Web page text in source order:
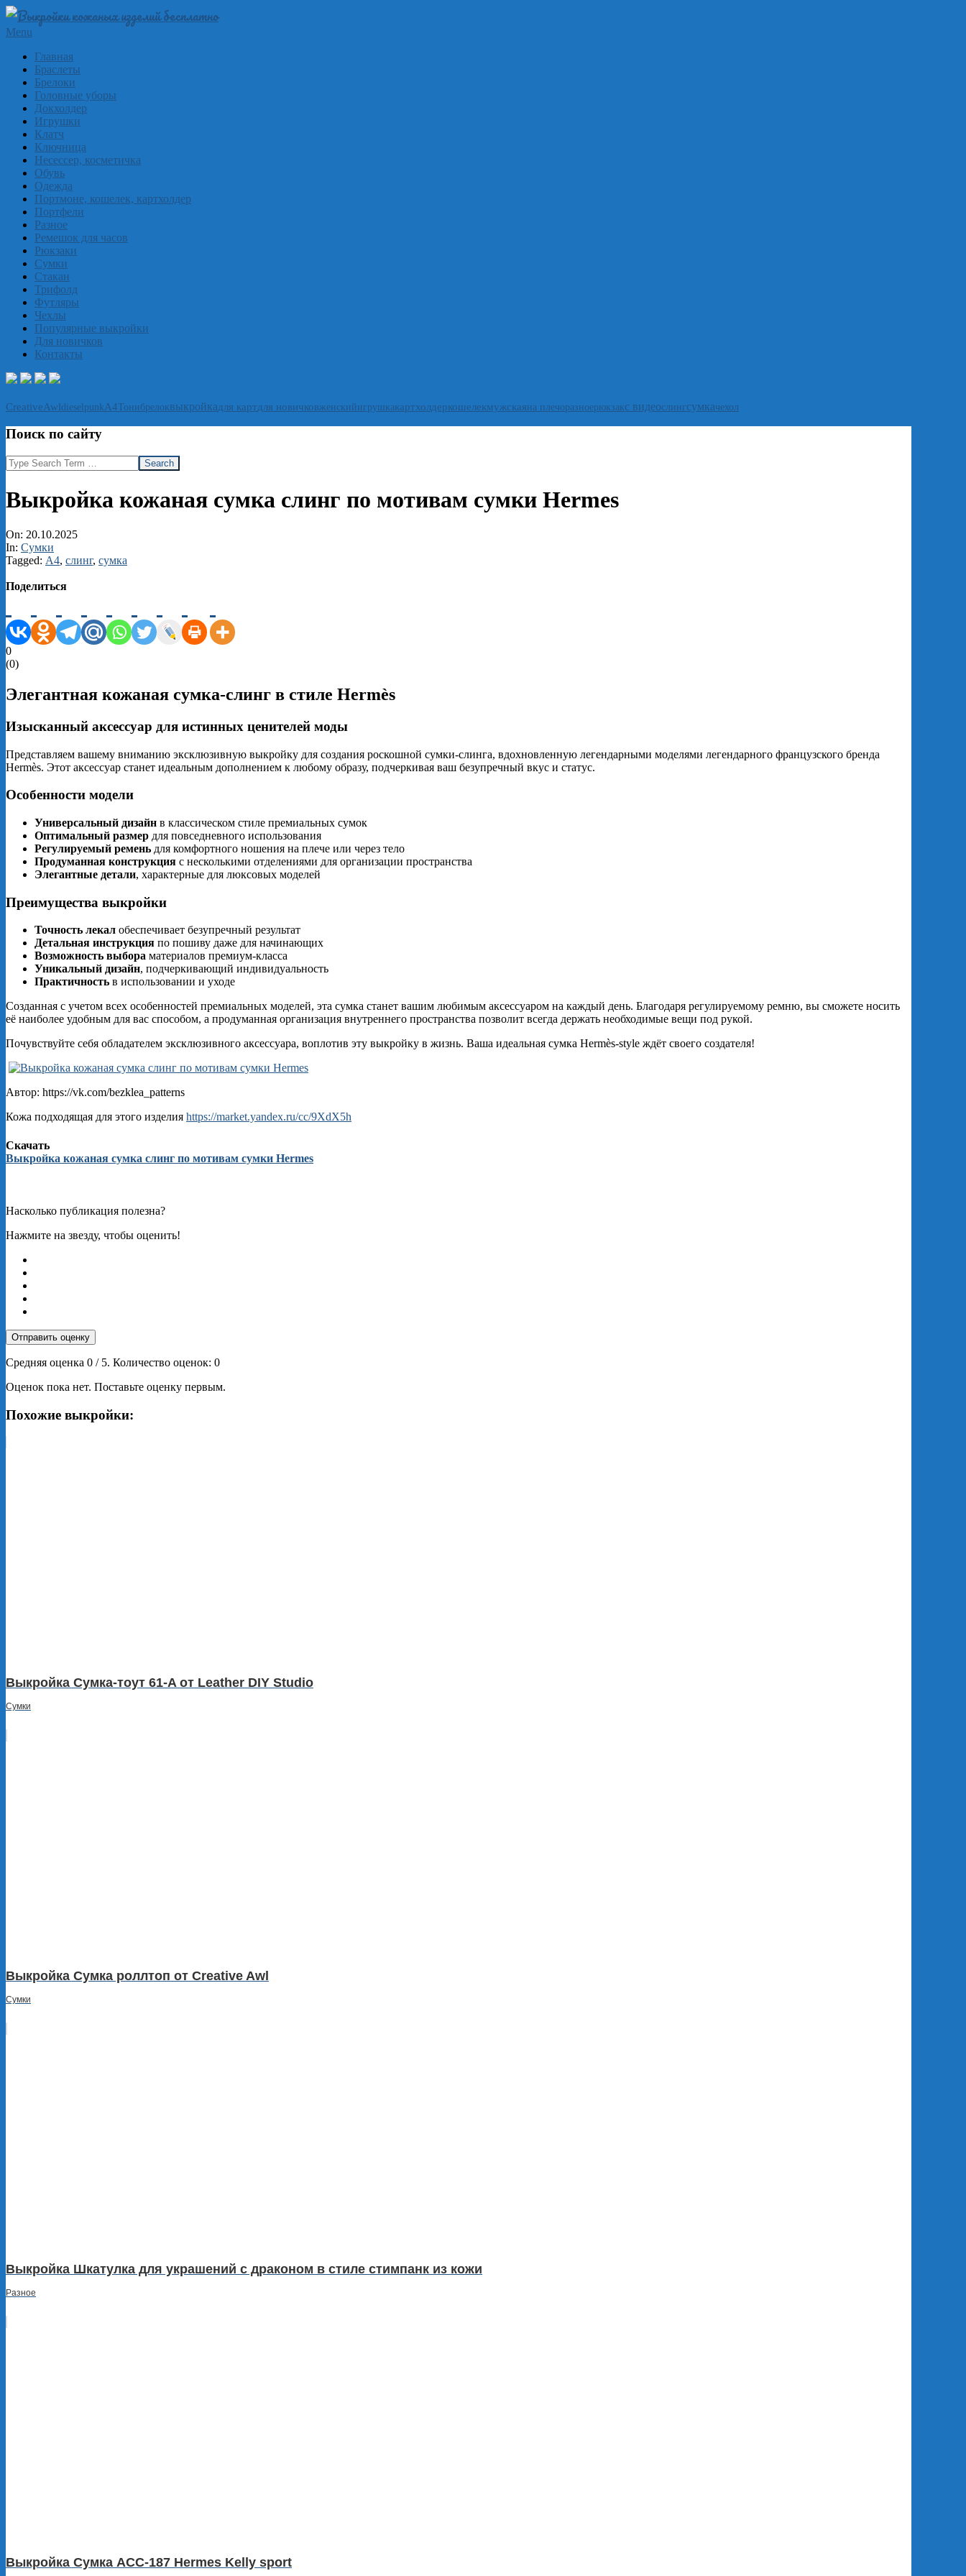
Skip
content
Выкройки
кожи
бесплатно
Skinpat
Primary
Menu
Menu
Главная
Браслеты
Брелоки
Головные уборы
Докхолдер
Игрушки
Клатч
Ключница
Несессер, косметичка
Обувь
Одежда
Портмоне, кошелек, картхолдер
Портфели
Разное
Ремешок для часов
Рюкзаки
Сумки
Стакан
Трифолд
Футляры
Чехлы
Популярные выкройки
Для новичков
Контакты
CreativeAwldieselpunk А4Тонибрелоквыкройкадля картдля новичковженскийигрушкакартхолдеркошелекмужскаяна плечоразноерюкзакс видеослингсумкачехол
Поиск по сайту
Search
Выкройка кожаная сумка слинг по мотивам сумки Hermes
On: 20.10.2025
In: Сумки
Tagged: А4, слинг, сумка
Поделиться
0
(0)
Элегантная кожаная сумка-слинг в стиле Hermès
Изысканный аксессуар для истинных ценителей моды
Представляем вашему вниманию эксклюзивную выкройку для создания роскошной сумки-слинга, вдохновленную легендарными моделями легендарного французского бренда
Hermès. Этот аксессуар станет идеальным дополнением к любому образу, подчеркивая ваш безупречный вкус и статус.
Особенности модели
Универсальный дизайн в классическом стиле премиальных сумок
Оптимальный размер для повседневного использования
Регулируемый ремень для комфортного ношения на плече или через тело
Продуманная конструкция с несколькими отделениями для организации пространства
Элегантные детали, характерные для люксовых моделей
Преимущества выкройки
Точность лекал обеспечивает безупречный результат
Детальная инструкция по пошиву даже для начинающих
Возможность выбора материалов премиум-класса
Уникальный дизайн, подчеркивающий индивидуальность
Практичность в использовании и уходе
Созданная с учетом всех особенностей премиальных моделей, эта сумка станет вашим любимым аксессуаром на каждый день. Благодаря регулируемому ремню, вы сможете носить
её наиболее удобным для вас способом, а продуманная организация внутреннего пространства позволит всегда держать необходимые вещи под рукой.
Почувствуйте себя обладателем эксклюзивного аксессуара, воплотив эту выкройку в жизнь. Ваша идеальная сумка Hermès-style ждёт своего создателя!
Автор: https://vk.com/bezklea_patterns
Кожа подходящая для этого изделия https://market.yandex.ru/cc/9XdX5h
Скачать
Выкройка кожаная сумка слинг по мотивам сумки Hermes
Насколько публикация полезна?
Нажмите на звезду, чтобы оценить!
Отправить оценку
Средняя оценка 0 / 5. Количество оценок: 0
Оценок пока нет. Поставьте оценку первым.
Похожие выкройки:
Выкройка Сумка-тоут 61-A от Leather DIY Studio
Сумки
Выкройка Сумка роллтоп от Creative Awl
Сумки
Выкройка Шкатулка для украшений с драконом в стиле стимпанк из кожи
Разное
Выкройка Сумка ACC-187 Hermes Kelly sport